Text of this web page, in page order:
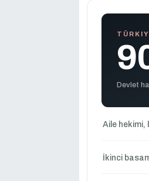
Devlet
Aile hekimi,
İkinci